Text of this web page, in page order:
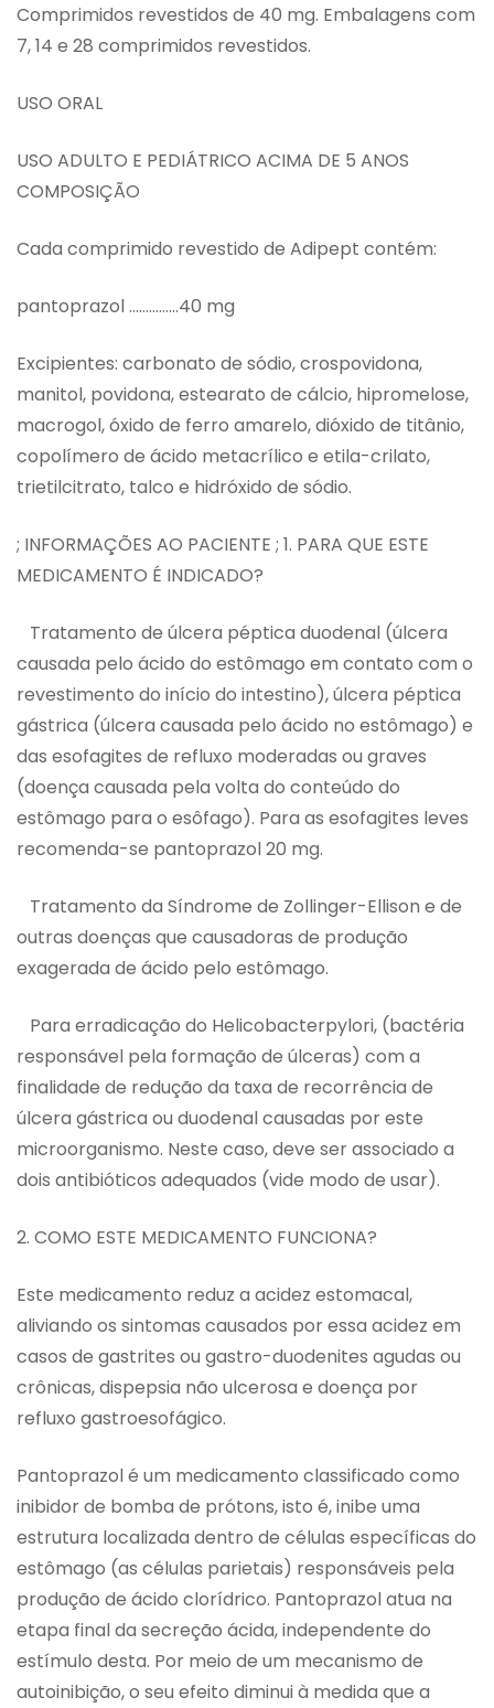
Comprimidos revestidos de 40 mg. Embalagens com
7, 14 e 28 comprimidos revestidos.
USO ORAL
USO ADULTO E PEDIÁTRICO ACIMA DE 5 ANOS
COMPOSIÇÃO
Cada comprimido revestido de Adipept contém:
pantoprazol ……………40 mg
Excipientes: carbonato de sódio, crospovidona,
manitol, povidona, estearato de cálcio, hipromelose,
macrogol, óxido de ferro amarelo, dióxido de titânio,
copolímero de ácido metacrílico e etila-crilato,
trietilcitrato, talco e hidróxido de sódio.
; INFORMAÇÕES AO PACIENTE ; 1. PARA QUE ESTE
MEDICAMENTO É INDICADO?
Tratamento de úlcera péptica duodenal (úlcera
causada pelo ácido do estômago em contato com o
revestimento do início do intestino), úlcera péptica
gástrica (úlcera causada pelo ácido no estômago) e
das esofagites de refluxo moderadas ou graves
(doença causada pela volta do conteúdo do
estômago para o esôfago). Para as esofagites leves
recomenda-se pantoprazol 20 mg.
Tratamento da Síndrome de Zollinger-Ellison e de
outras doenças que causadoras de produção
exagerada de ácido pelo estômago.
Para erradicação do Helicobacterpylori, (bactéria
responsável pela formação de úlceras) com a
finalidade de redução da taxa de recorrência de
úlcera gástrica ou duodenal causadas por este
microorganismo. Neste caso, deve ser associado a
dois antibióticos adequados (vide modo de usar).
2. COMO ESTE MEDICAMENTO FUNCIONA?
Este medicamento reduz a acidez estomacal,
aliviando os sintomas causados por essa acidez em
casos de gastrites ou gastro-duodenites agudas ou
crônicas, dispepsia não ulcerosa e doença por
refluxo gastroesofágico.
Pantoprazol é um medicamento classificado como
inibidor de bomba de prótons, isto é, inibe uma
estrutura localizada dentro de células específicas do
estômago (as células parietais) responsáveis pela
produção de ácido clorídrico. Pantoprazol atua na
etapa final da secreção ácida, independente do
estímulo desta. Por meio de um mecanismo de
autoinibição, o seu efeito diminui à medida que a